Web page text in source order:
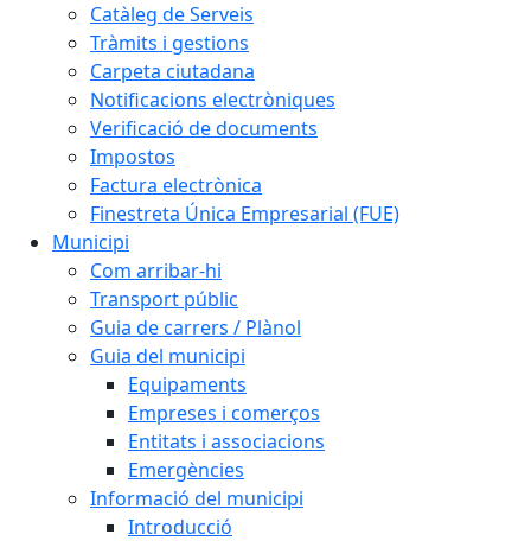
Catàleg de Serveis
Tràmits i gestions
Carpeta ciutadana
Notificacions electròniques
Verificació de documents
Impostos
Factura electrònica
Finestreta Única Empresarial (FUE)
Municipi
Com arribar-hi
Transport públic
Guia de carrers / Plànol
Guia del municipi
Equipaments
Empreses i comerços
Entitats i associacions
Emergències
Informació del municipi
Introducció